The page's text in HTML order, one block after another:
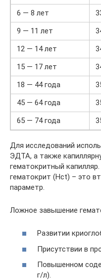
6 — 8 лет
9 — 11 лет
12 — 14 лет
15 — 17 лет
18 — 44 года
45 — 64 года
65 — 74 года
Для исследований
ЭДТА, а также
гематокритный
гематокрит (Hct) – это
параметр.
Ложное завышение
Развитии
Присутствии в
Повышенном
г/л).